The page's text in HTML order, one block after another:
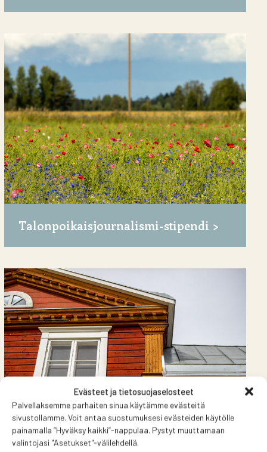
Evästeet ja tietosuojaselosteet
Palvellaksemme parhaiten sinua käytämme evästeitä
sivustollamme. Voit antaa suostumuksesi evästeiden käytölle
painamalla ”Hyväksy kaikki”-nappulaa. Pystyt muuttamaan
valintojasi "Asetukset"-välilehdellä.
Talonpoikaisjournalismi-stipendi